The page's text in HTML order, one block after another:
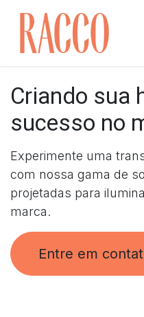
Criando sua
sucesso no
Experimente uma
com nossa gama de
projetadas para
marca.
Entre em